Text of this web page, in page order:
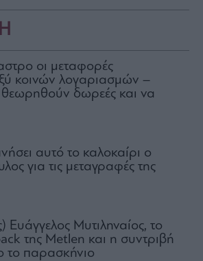
οι μεταφορές
κοινών λογαριασμών –
θεωρηθούν δωρεές και να
αυτό το καλοκαίρι ο
για τις μεταγραφές της
Ευάγγελος Μυτιληναίος, το
της Μetlen και η συντριβή
παρασκήνιο